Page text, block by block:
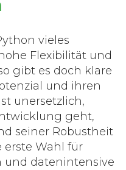
vieles
Flexibilität und
gibt es doch klare
und ihren
unersetzlich,
geht,
seiner Robustheit
erste Wahl für
und datenintensive